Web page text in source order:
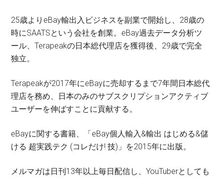
25歳よりeBay輸出入ビジネスを副業で開始し、28歳の
時にSAATSという会社を創業。eBay過去データ分析ツ
ール、Terapeakの日本総代理店を獲得後、29歳で完全
独立。
Terapeakが2017年にeBayに売却するまで7年間日本総代
理店を務め、日本のみのサブスクリプションアクティブ
ユーザーを伸ばすことに貢献する。
eBayに関する書籍、「eBay個人輸入&輸出 はじめる&儲
ける 超実践テク (コレだけ! 技)」を2015年に出版。
メルマガは日刊13年以上毎日配信し、YouTuberとしても